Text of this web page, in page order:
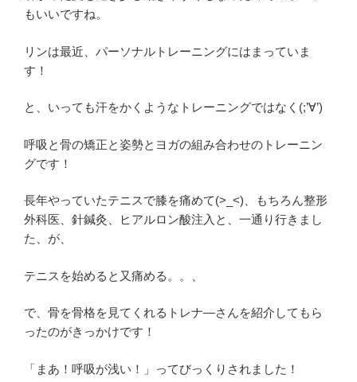
もいいですね。
リンは最近、パーソナルトレーニングにはまっていま
す！
と、いっても汗をかくようなトレーニングではなく(;’∀’)
呼吸と骨の矯正と姿勢とヨガの組み合わせのトレーニン
グです！
長年やっていたテニスで膝を痛めて(>_<)、もちろん整形
外科医、針鍼灸、ヒアルロン酸注入と、一通り行きまし
た、が、
テニスを始めると又痛める。。、
で、骨を骨格を見てくれるトレナ―さんを紹介してもら
ったのがきっかけです！
「まあ！呼吸が浅い！」ってびっくりされました！